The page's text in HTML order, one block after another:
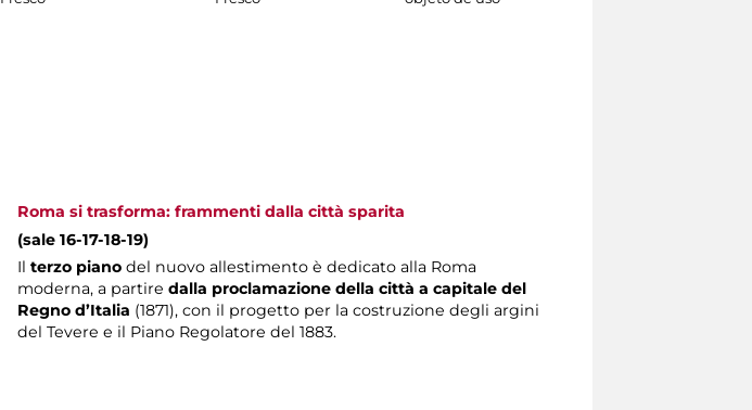
Roma si trasforma: frammenti dalla città sparita
(sale 16-17-18-19)
Ilterzo piano del nuovo allestimento è dedicato alla Roma
moderna, a partiredalla proclamazione della città a capitale del
Regno d’Italia (1871), con il progetto per la costruzione degli argini
del Tevere e il Piano Regolatore del 1883.